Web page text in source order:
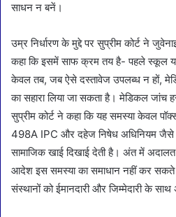
साधन न बनें।
उम्र निर्धारण के मुद्दे पर सुप्रीम कोर्ट ने
कहा कि इसमें साफ क्रम तय है- पहले स्कूल
केवल तब, जब ऐसे दस्तावेज उपलब्ध न हों,
का सहारा लिया जा सकता है। मेडिकल जांच
सुप्रीम कोर्ट ने कहा कि यह समस्या केवल
498A IPC और दहेज निषेध अधिनियम जैसे
सामाजिक खाई दिखाई देती है। अंत में
आदेश इस समस्या का समाधान नहीं कर
संस्थानों को ईमानदारी और जिम्मेदारी के साथ